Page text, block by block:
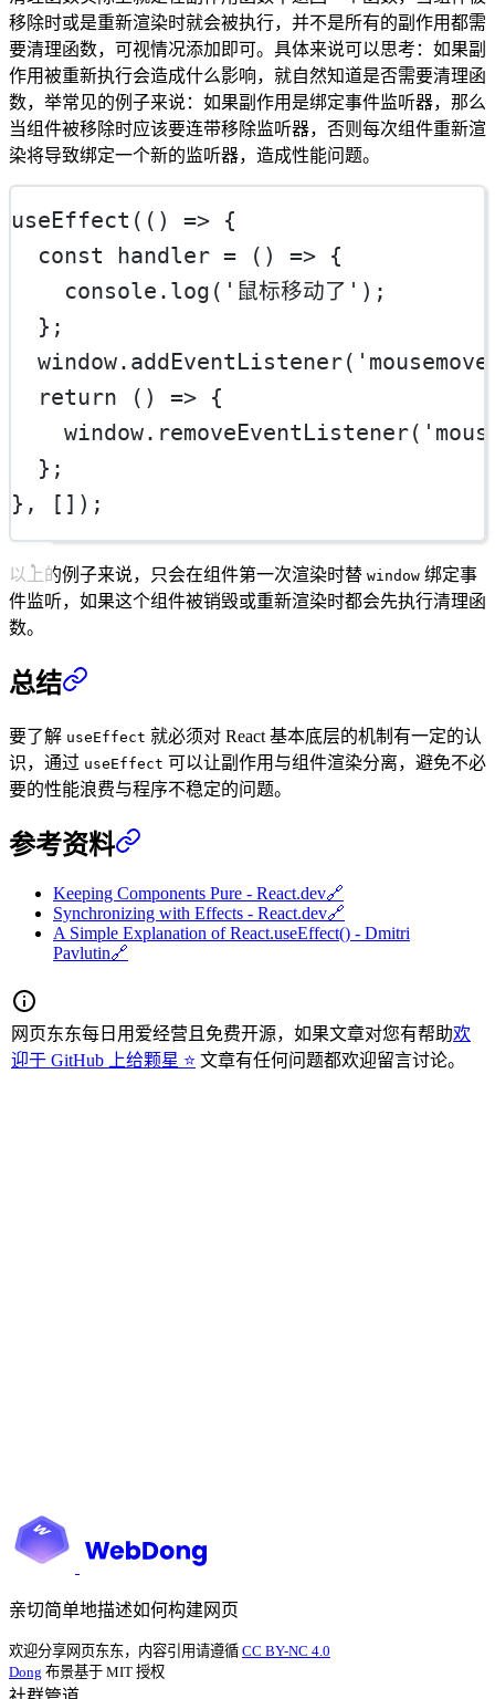
移除时或是重新渲染时就会被执行，并不是所有的副作用都需
要清理函数，可视情况添加即可。具体来说可以思考：如果副
作用被重新执行会造成什么影响，就自然知道是否需要清理函
数，举常见的例子来说：如果副作用是绑定事件监听器，那么
当组件被移除时应该要连带移除监听器，否则每次组件重新渲
染将导致绑定一个新的监听器，造成性能问题。
useEffect (() => {
const
handler = () => {
    console.
log ( '鼠标移动了' );
  };
  window.
addEventListener(
return () => {
    window.
removeEventListener(
  };
}, []);
以上的例子来说，只会在组件第一次渲染时替 window 绑定事
件监听，如果这个组件被销毁或重新渲染时都会先执行清理函
数。
总结
要了解 useEffect 就必须对 React 基本底层的机制有一定的认
识，通过 useEffect 可以让副作用与组件渲染分离，避免不必
要的性能浪费与程序不稳定的问题。
参考资料
Keeping Components Pure - React.dev🔗
Synchronizing with Effects - React.dev🔗
A Simple Explanation of React.useEffect() - Dmitri
Pavlutin🔗
网页东东每日用爱经营且免费开源，如果文章对您有帮助欢
迎于 GitHub 上给颗星 ⭐ 文章有任何问题都欢迎留言讨论。
亲切简单地描述如何构建网页
欢迎分享网页东东，内容引用请遵循 CC BY-NC 4.0
Dong 布景基于 MIT 授权